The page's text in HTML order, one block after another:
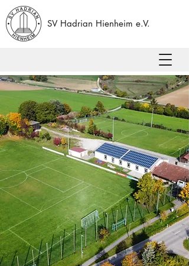
SV Hadrian Hienheim e.V.